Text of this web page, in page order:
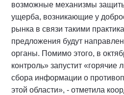
возможные механизмы
ущерба, возникающие у
рынка в связи такими
предложения будут
органы. Помимо этого, в
контроль» запустит «горячие
сбора информации о
этой области», - отметила